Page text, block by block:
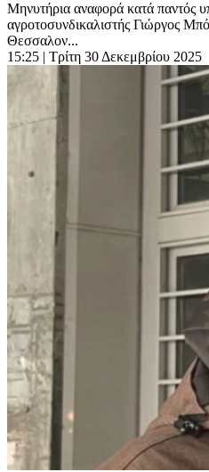
Μηνυτήρια αναφορά κατά παντός
αγροτοσυνδικαλιστής Γιώργος
Θεσσαλον...
15:25 | Τρίτη 30 Δεκεμβρίου 2025